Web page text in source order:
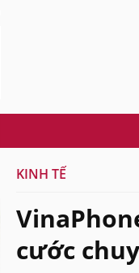
KINH TẾ
cước